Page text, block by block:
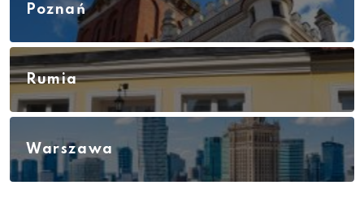
Poznań
Rumia
Warszawa